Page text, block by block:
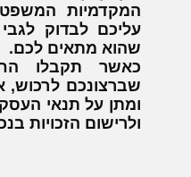
המקדמיות
עליכם לבדוק
שהוא מתאים לכם.
כאשר תקבלו
שברצונכם לרכוש,
ומתן על תנאי
ולרישום הזכויות